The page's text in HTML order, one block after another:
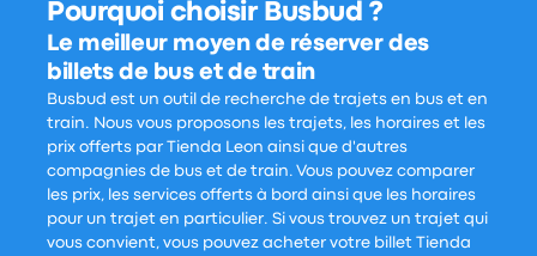
Pourquoi choisir Busbud ?
Le meilleur moyen de réserver des
billets de bus et de train
Busbud est un outil de recherche de trajets en bus et en
train. Nous vous proposons les trajets, les horaires et les
prix offerts par Tienda Leon ainsi que d'autres
compagnies de bus et de train. Vous pouvez comparer
les prix, les services offerts à bord ainsi que les horaires
pour un trajet en particulier. Si vous trouvez un trajet qui
vous convient, vous pouvez acheter votre billet Tienda